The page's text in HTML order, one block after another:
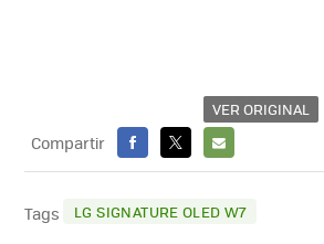
VER ORIGINAL
Compartir
FACEBOOK
X
E-
MAIL
Tags LG SIGNATURE OLED W7